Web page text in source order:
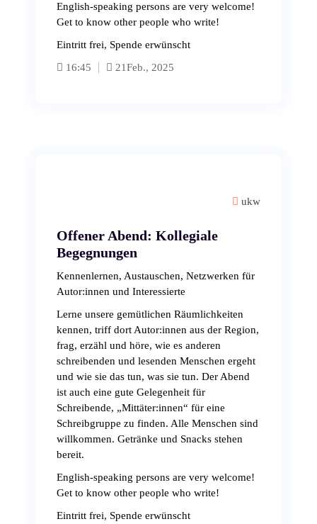
English-speaking persons are very welcome!
Get to know other people who write!
Eintritt frei, Spende erwünscht
16:45
21Feb., 2025
ukw
Offener Abend: Kollegiale
Begegnungen
Kennenlernen, Austauschen, Netzwerken für
Autor:innen und Interessierte
Lerne unsere gemütlichen Räumlichkeiten
kennen, triff dort Autor:innen aus der Region,
frag, erzähl und höre, wie es anderen
schreibenden und lesenden Menschen ergeht
und wie sie das tun, was sie tun. Der Abend
ist auch eine gute Gelegenheit für
Schreibende, „Mittäter:innen“ für eine
Schreibgruppe zu finden. Alle Menschen sind
willkommen. Getränke und Snacks stehen
bereit.
English-speaking persons are very welcome!
Get to know other people who write!
Eintritt frei, Spende erwünscht